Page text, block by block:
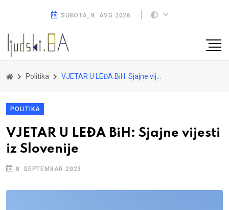
SUBOTA, 8. AVG 2026.
Politika VJETAR U LEĐA BiH: Sjajne vijesti iz Slovenije
POLITIKA
VJETAR U LEĐA BiH: Sjajne vijesti
iz Slovenije
8. SEPTEMBAR 2023.